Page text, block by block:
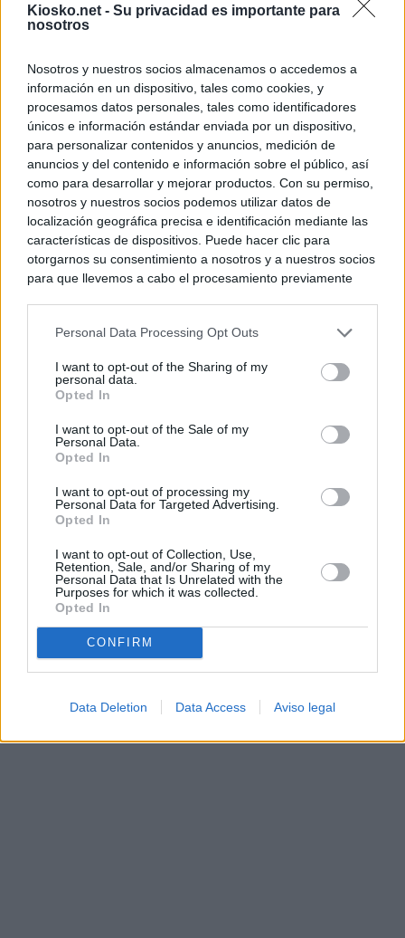
Kiosko.net - Su privacidad es importante para
nosotros
Nosotros y nuestros socios almacenamos o accedemos a
información en un dispositivo, tales como cookies, y
procesamos datos personales, tales como identificadores
únicos e información estándar enviada por un dispositivo,
para personalizar contenidos y anuncios, medición de
anuncios y del contenido e información sobre el público, así
como para desarrollar y mejorar productos. Con su permiso,
nosotros y nuestros socios podemos utilizar datos de
localización geográfica precisa e identificación mediante las
características de dispositivos. Puede hacer clic para
otorgarnos su consentimiento a nosotros y a nuestros socios
para que llevemos a cabo el procesamiento previamente
negar su consentimiento. Tenga en cuenta que algún
de su consentimiento, pero usted tiene el derecho de
rechazar tal procesamiento. Sus preferencias se aplicarán
cualquier momento entrando de nuevo en este sitio web o
visitando nuestra política de privacidad.
Personal Data Processing Opt Outs
I want to opt-out of the Sharing of my
personal data.
Opted In
I want to opt-out of the Sale of my
Personal Data.
Opted In
I want to opt-out of processing my
Personal Data for Targeted Advertising.
Opted In
I want to opt-out of Collection, Use,
Retention, Sale, and/or Sharing of my
Personal Data that Is Unrelated with the
Purposes for which it was collected.
Opted In
CONFIRM
Data Deletion Data Access Aviso legal